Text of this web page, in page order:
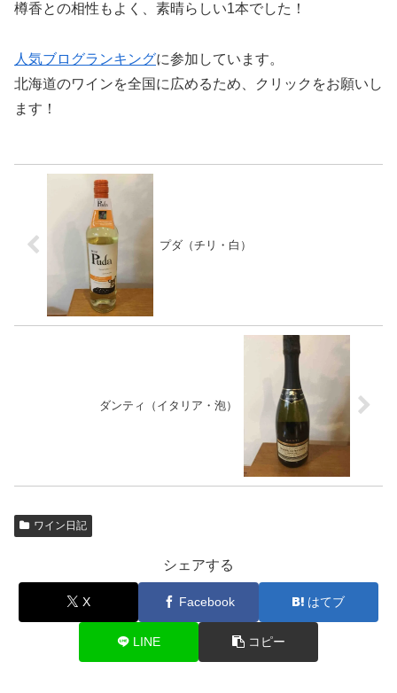
樽香との相性もよく、素晴らしい1本でした！
人気ブログランキングに参加しています。
北海道のワインを全国に広めるため、クリックをお願いし
ます！
プダ（チリ・白）
ダンティ（イタリア・泡）
ワイン日記
シェアする
X Facebook はてブ
LINE コピー